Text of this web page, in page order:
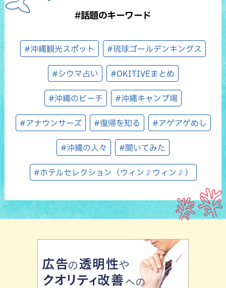
#話題のキーワード
#沖縄観光スポット #琉球ゴールデンキングス
#シウマ占い #OKITIVEまとめ
#沖縄のビーチ #沖縄キャンプ場
#アナウンサーズ #復帰を知る #アゲアゲめし
#沖縄の人々 #聞いてみた
#ホテルセレクション（ウィン♪ウィン♪）